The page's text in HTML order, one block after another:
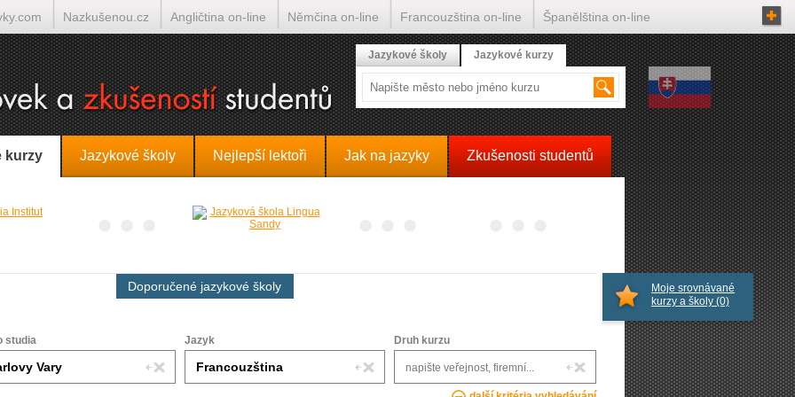
kurzy Jazykové školy Nejlepší lektoři Jak na jazyky Zkušenosti studentů
Doporučené jazykové školy
studia Jazyk Druh kurzu
Moje srovnávané
kurzy a školy (0)
Jazykové školy Jazykové kurzy
Nazkušenou.cz Angličtina on-line Němčina on-line Francouzština on-line Španělština on-line